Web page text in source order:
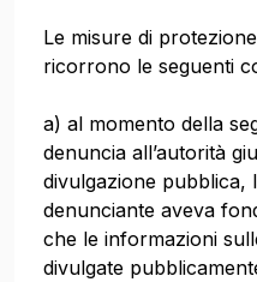
Le misure di
ricorrono le seguenti
a) al momento della
denuncia all’autorità
divulgazione pubblica,
denunciante aveva
che le informazioni
divulgate